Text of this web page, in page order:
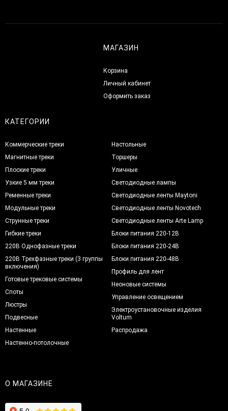
МАГАЗИН
Корзина
Личный кабинет
Оформить заказ
КАТЕГОРИИ
Коммерческие треки
Магнитные треки
Плоские треки
Узкие 5 мм треки
Ременные треки
Модульные треки
Струнные треки
Гибкие треки
220В Однофазные треки
220В Трехфазные треки (3 группы
включения)
Готовые трековые системы
Споты
Люстры
Подвесные
Настенные
Настенно-потолочные
Настольные
Торшеры
Уличные
Светодиодные лампы
Светодиодные ленты Maytoni
Светодиодные ленты Novotech
Светодиодные ленты Arte Lamp
Блоки питания 220-12В
Блоки питания 220-24В
Блоки питания 220-48В
Профиль для лент
Неоновые системы
Управление освещением
Электроустановочные изделия
Voltum
Распродажа
О МАГАЗИНЕ